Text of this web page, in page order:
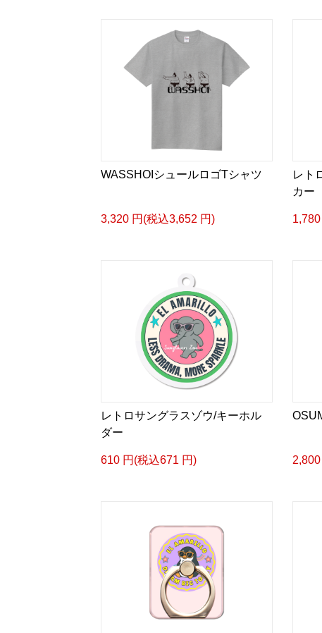
WASSHOIシュールロゴTシャツ
3,320 円(税込3,652 円)
レト
カー
レトロサングラスゾウ/キーホル
ダー
610 円(税込671 円)